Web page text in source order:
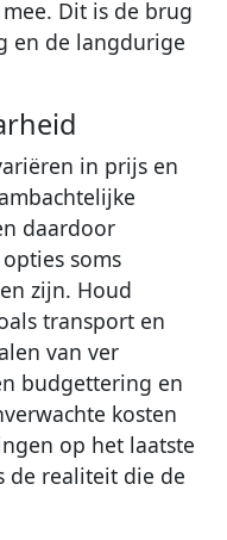
Dit is de brug
en de langdurige
in prijs en
daardoor
soms
zijn. Houd
transport en
van ver
budgettering en
kosten
op het laatste
de realiteit die de